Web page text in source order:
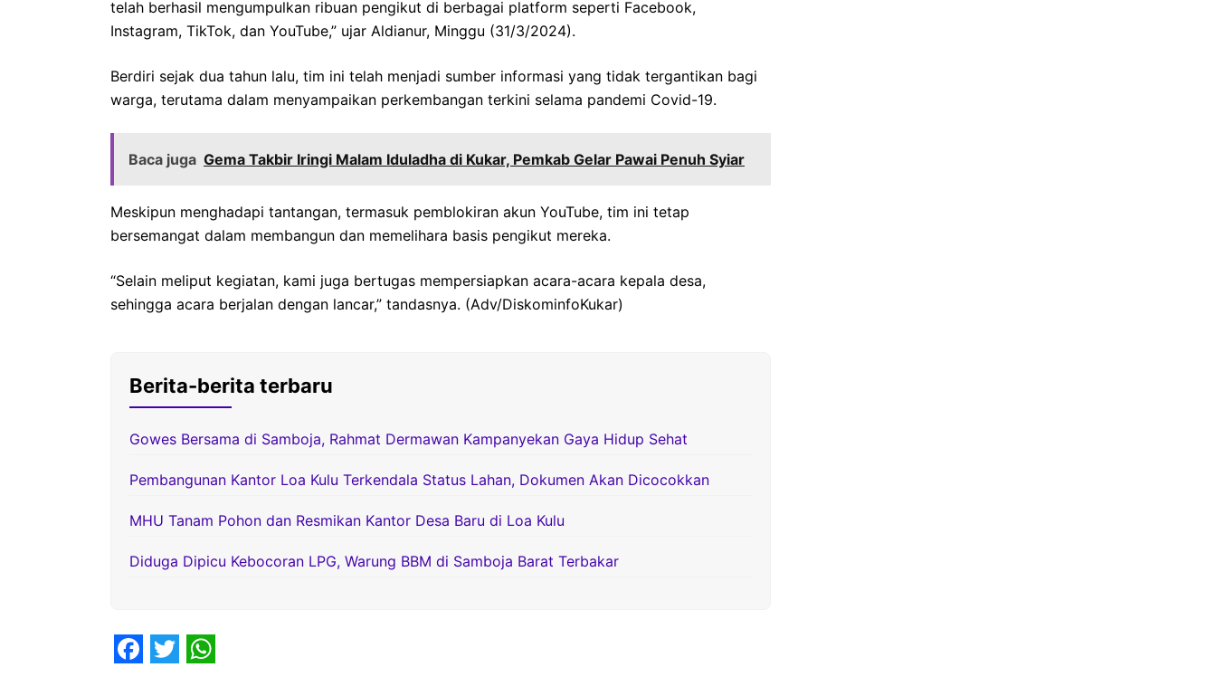
telah berhasil mengumpulkan ribuan pengikut di berbagai platform seperti Facebook,
Instagram, TikTok, dan YouTube,” ujar Aldianur, Minggu (31/3/2024).
Berdiri sejak dua tahun lalu, tim ini telah menjadi sumber informasi yang tidak tergantikan bagi
warga, terutama dalam menyampaikan perkembangan terkini selama pandemi Covid-19.
Baca juga Gema Takbir Iringi Malam Iduladha di Kukar, Pemkab Gelar Pawai Penuh Syiar
Meskipun menghadapi tantangan, termasuk pemblokiran akun YouTube, tim ini tetap
bersemangat dalam membangun dan memelihara basis pengikut mereka.
“Selain meliput kegiatan, kami juga bertugas mempersiapkan acara-acara kepala desa,
sehingga acara berjalan dengan lancar,” tandasnya. (Adv/DiskominfoKukar)
Berita-berita terbaru
Gowes Bersama di Samboja, Rahmat Dermawan Kampanyekan Gaya Hidup Sehat
Pembangunan Kantor Loa Kulu Terkendala Status Lahan, Dokumen Akan Dicocokkan
MHU Tanam Pohon dan Resmikan Kantor Desa Baru di Loa Kulu
Diduga Dipicu Kebocoran LPG, Warung BBM di Samboja Barat Terbakar